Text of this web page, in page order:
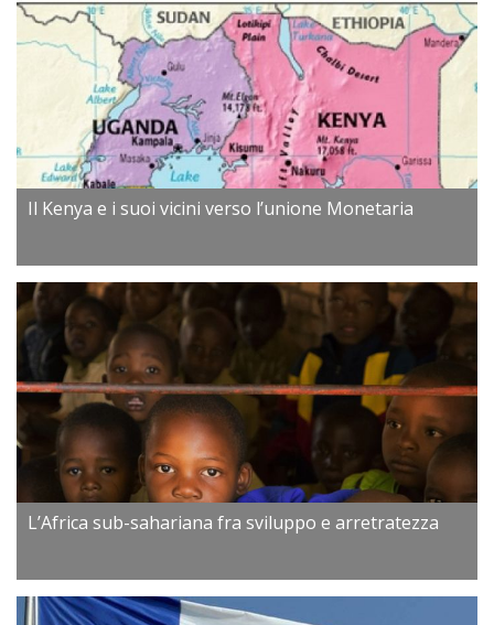
Il Kenya e i suoi vicini verso l’unione Monetaria
L’Africa sub-sahariana fra sviluppo e arretratezza